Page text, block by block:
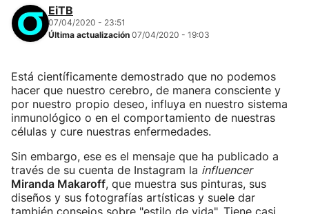
EiTB
07/04/2020 - 23:51
Última actualización 07/04/2020 - 19:03
Está científicamente demostrado que no podemos
hacer que nuestro cerebro, de manera consciente y
por nuestro propio deseo, influya en nuestro sistema
inmunológico o en el comportamiento de nuestras
células y cure nuestras enfermedades.
Sin embargo, ese es el mensaje que ha publicado a
través de su cuenta de Instagram la influencer
Miranda Makaroff, que muestra sus pinturas, sus
diseños y sus fotografías artísticas y suele dar
también consejos sobre "estilo de vida". Tiene casi